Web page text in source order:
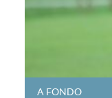
A FONDO